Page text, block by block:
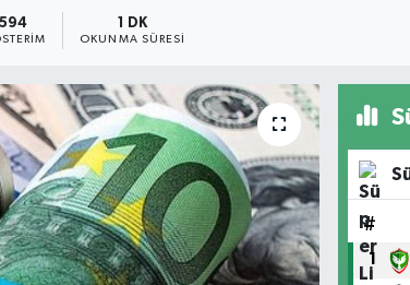
594 1 DK
OKUNMA SÜRESI
#
1